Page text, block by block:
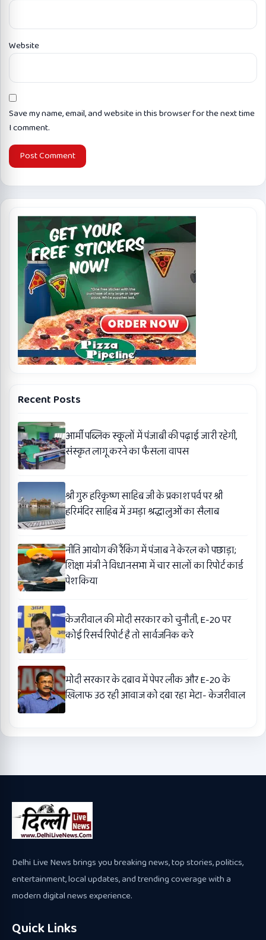
Website
Save my name, email, and website in this browser for the next time
I comment.
Recent Posts
आर्मी पब्लिक स्कूलों में पंजाबी की पढ़ाई जारी रहेगी,
संस्कृत लागू करने का फैसला वापस
श्री गुरु हरिकृष्ण साहिब जी के प्रकाश पर्व पर श्री
हरिमंदिर साहिब में उमड़ा श्रद्धालुओं का सैलाब
नीति आयोग की रैंकिंग में पंजाब ने केरल को पछाड़ा;
शिक्षा मंत्री ने विधानसभा में चार सालों का रिपोर्ट कार्ड
पेश किया
केजरीवाल की मोदी सरकार को चुनौती, E-20 पर
कोई रिसर्च रिपोर्ट है तो सार्वजनिक करे
मोदी सरकार के दबाव में पेपर लीक और E-20 के
खिलाफ उठ रही आवाज को दबा रहा मेटा- केजरीवाल
Delhi Live News brings you breaking news, top stories, politics,
entertainment, local updates, and trending coverage with a
modern digital news experience.
Quick Links